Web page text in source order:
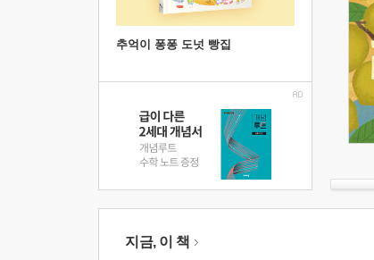
추억이 퐁퐁 도넛 빵집
지금, 이 책